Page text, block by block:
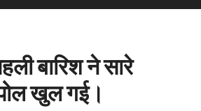
बारिश ने सारे
खुल गई।